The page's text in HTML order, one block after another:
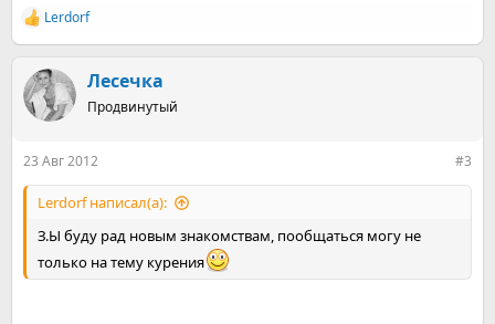
Р
е
к
ц
и
Lerdorf
Лесечка
Продвинутый
23 Авг 2012 #3
Lerdorf написал(а):
З.Ы буду рад новым знакомствам, пообщаться могу не
только на тему курения